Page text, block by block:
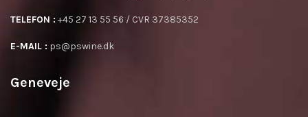
TELEFON : +45 27 13 55 56 / CVR 37385352
E-MAIL : ps@pswine.dk
Geneveje